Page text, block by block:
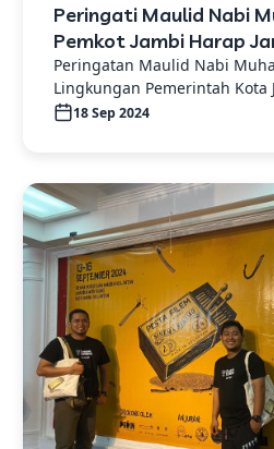
Peringati Maulid Nabi
Pemkot Jambi Harap
Akhlak Rasulullah Yang
Peringatan Maulid Nabi
Lingkungan Pemerintah Kota
18 Sep 2024